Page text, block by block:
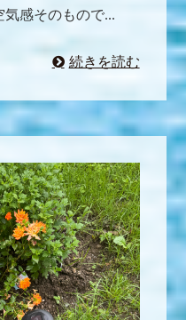
感そのもので...
続きを読む